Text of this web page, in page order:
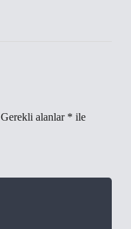
Gerekli alanlar * ile